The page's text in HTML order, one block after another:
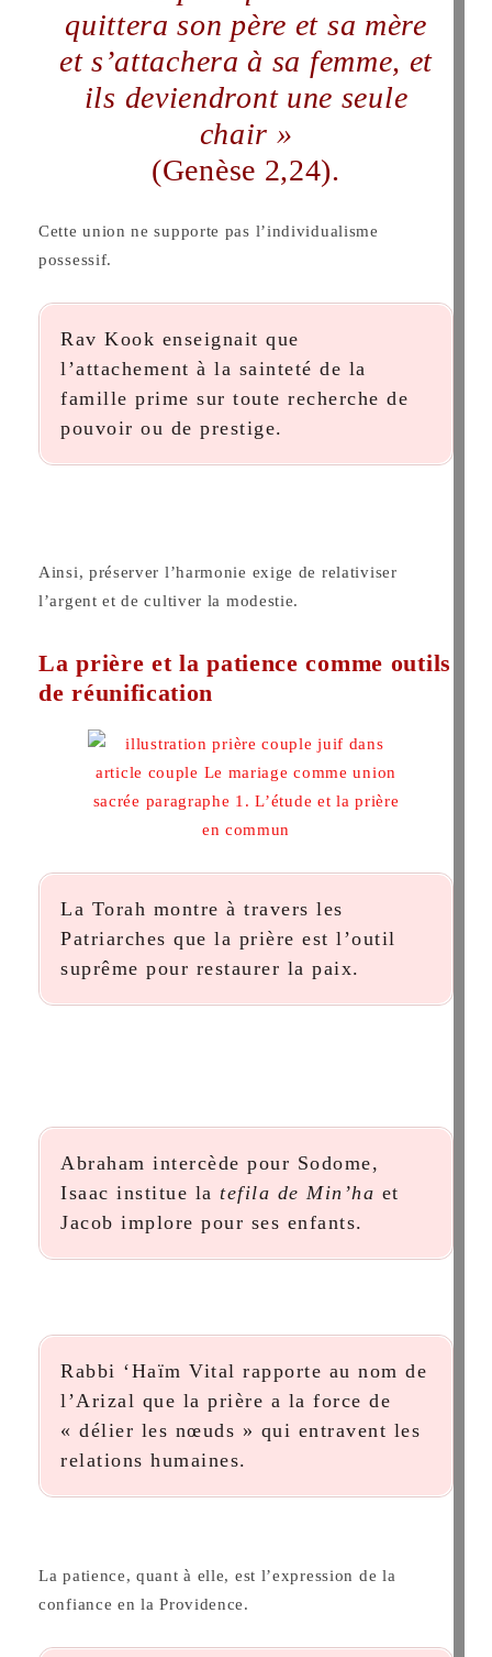
quittera son père et sa mère
et s’attachera à sa femme, et
ils deviendront une seule
chair »
(Genèse 2,24).
Cette union ne supporte pas l’individualisme
possessif.
Rav Kook enseignait que
l’attachement à la sainteté de la
famille prime sur toute recherche de
pouvoir ou de prestige.
Ainsi, préserver l’harmonie exige de relativiser
l’argent et de cultiver la modestie.
La prière et la patience comme outils
de réunification
La Torah montre à travers les
Patriarches que la prière est l’outil
suprême pour restaurer la paix.
Abraham intercède pour Sodome,
Isaac institue la tefila de Min’ha et
Jacob implore pour ses enfants.
Rabbi ‘Haïm Vital rapporte au nom de
l’Arizal que la prière a la force de
« délier les nœuds » qui entravent les
relations humaines.
La patience, quant à elle, est l’expression de la
confiance en la Providence.